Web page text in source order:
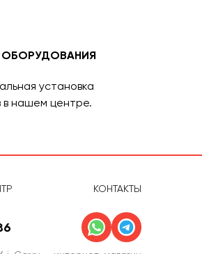
ОБОРУДОВАНИЯ
установка
в нашем центре.
КОНТАКТЫ